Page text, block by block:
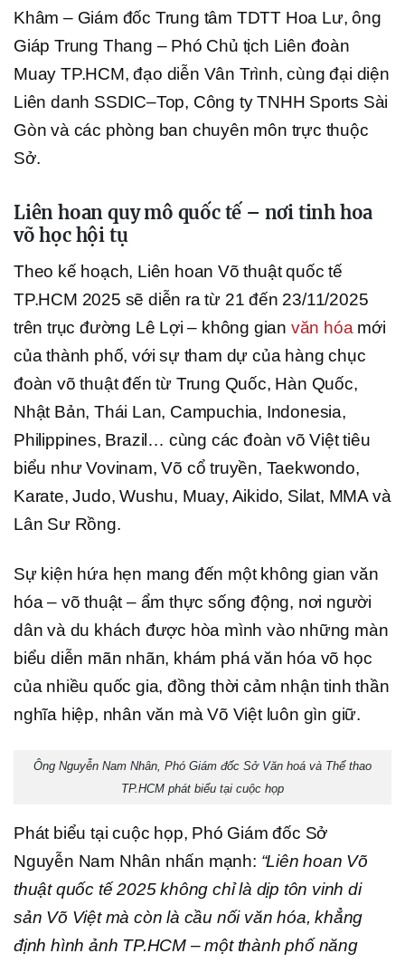
Khâm – Giám đốc Trung tâm TDTT Hoa Lư, ông
Giáp Trung Thang – Phó Chủ tịch Liên đoàn
Muay TP.HCM, đạo diễn Vân Trình, cùng đại diện
Liên danh SSDIC–Top, Công ty TNHH Sports Sài
Gòn và các phòng ban chuyên môn trực thuộc
Sở.
Liên hoan quy mô quốc tế – nơi tinh hoa
võ học hội tụ
Theo kế hoạch, Liên hoan Võ thuật quốc tế
TP.HCM 2025 sẽ diễn ra từ 21 đến 23/11/2025
trên trục đường Lê Lợi – không gian văn hóa mới
của thành phố, với sự tham dự của hàng chục
đoàn võ thuật đến từ Trung Quốc, Hàn Quốc,
Nhật Bản, Thái Lan, Campuchia, Indonesia,
Philippines, Brazil… cùng các đoàn võ Việt tiêu
biểu như Vovinam, Võ cổ truyền, Taekwondo,
Karate, Judo, Wushu, Muay, Aikido, Silat, MMA và
Lân Sư Rồng.
Sự kiện hứa hẹn mang đến một không gian văn
hóa – võ thuật – ẩm thực sống động, nơi người
dân và du khách được hòa mình vào những màn
biểu diễn mãn nhãn, khám phá văn hóa võ học
của nhiều quốc gia, đồng thời cảm nhận tinh thần
nghĩa hiệp, nhân văn mà Võ Việt luôn gìn giữ.
Ông Nguyễn Nam Nhân, Phó Giám đốc Sở Văn hoá và Thể thao
TP.HCM phát biểu tại cuộc họp
Phát biểu tại cuộc họp, Phó Giám đốc Sở
Nguyễn Nam Nhân nhấn mạnh: “Liên hoan Võ
thuật quốc tế 2025 không chỉ là dịp tôn vinh di
sản Võ Việt mà còn là cầu nối văn hóa, khẳng
định hình ảnh TP.HCM – một thành phố năng